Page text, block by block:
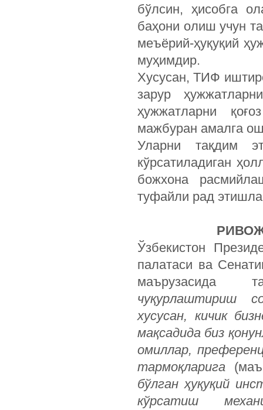
бўлсин, ҳисобга
баҳони олиш учун
меъёрий-ҳуқуқий
муҳимдир.
Хусусан, ТИФ
зарур
ҳужжатларни
мажбуран амалга
Уларни тақдим
кўрсатиладиган
божхона
туфайли рад
Ўзбекистон
палатаси ва
маърузасида
чуқурлаштириш
хусусан, кичик
мақсадида биз
омиллар,
тармоқларига
бўлган ҳуқуқий
кўрсатиш